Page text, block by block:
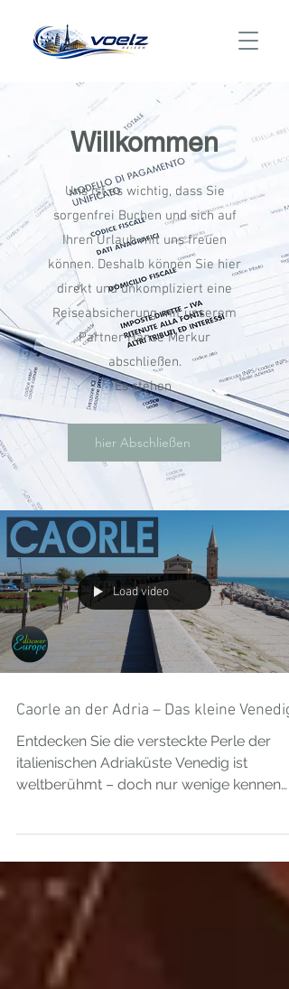
Willkommen
Uns ist es wichtig, dass Sie
sorgenfrei Buchen und sich auf
Ihren Urlaub mit uns freuen
können. Deshalb können Sie hier
direkt und unkompliziert eine
Reiseabsicherung mit unserem
Partner Hanse Merkur
abschließen.
Es stehen
hier Abschließen
Load video
Caorle an der Adria – Das kleine Venedig
Entdecken Sie die versteckte Perle der
italienischen Adriaküste Venedig ist
weltberühmt – doch nur wenige kennen
faszinierend macht: Geschichte, Schönheit,
kulinarische Genüsse und die Wärme der
mediterranen Lebensart. Wenn Sie nach
einem authentischen italienischen Erlebnis
fernab der überlaufenen Touristenpfade
suchen, dann ist Caorle genau das R